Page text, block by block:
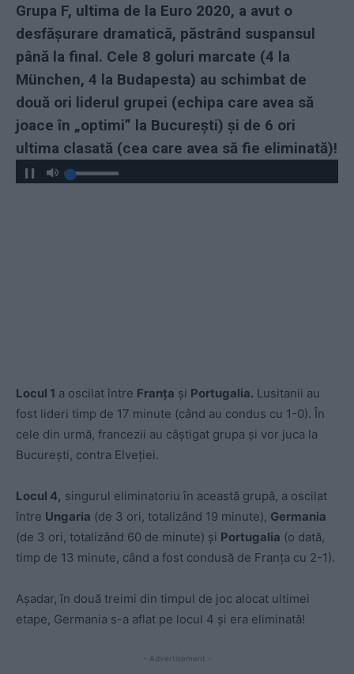
Grupa F, ultima de la Euro 2020, a avut o
desfășurare dramatică, păstrând suspansul
până la final. Cele 8 goluri marcate (4 la
München, 4 la Budapesta) au schimbat de
două ori liderul grupei (echipa care avea să
joace în „optimi” la București) și de 6 ori
ultima clasată (cea care avea să fie eliminată)!
Locul 1 a oscilat între Franța și Portugalia. Lusitanii au
fost lideri timp de 17 minute (când au condus cu 1-0). În
cele din urmă, francezii au câștigat grupa și vor juca la
București, contra Elveției.
Locul 4, singurul eliminatoriu în această grupă, a oscilat
între Ungaria (de 3 ori, totalizând 19 minute), Germania
(de 3 ori, totalizând 60 de minute) și Portugalia (o dată,
timp de 13 minute, când a fost condusă de Franța cu 2-1).
Așadar, în două treimi din timpul de joc alocat ultimei
etape, Germania s-a aflat pe locul 4 și era eliminată!
- Advertisement -